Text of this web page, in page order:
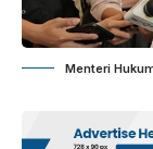
Menteri